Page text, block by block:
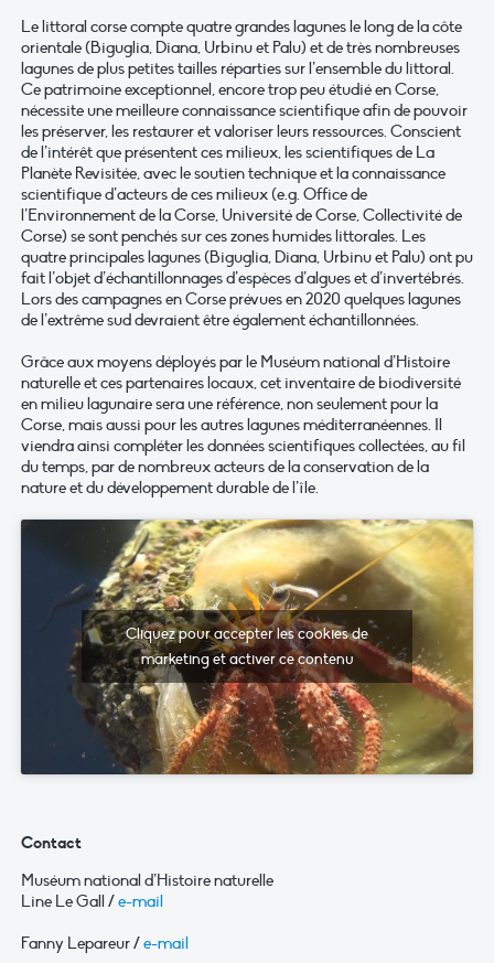
Le littoral corse compte quatre grandes lagunes le long de la côte
orientale (Biguglia, Diana, Urbinu et Palu) et de très nombreuses
lagunes de plus petites tailles réparties sur l’ensemble du littoral.
Ce patrimoine exceptionnel, encore trop peu étudié en Corse,
nécessite une meilleure connaissance scientifique afin de pouvoir
les préserver, les restaurer et valoriser leurs ressources. Conscient
de l’intérêt que présentent ces milieux, les scientifiques de La
Planète Revisitée, avec le soutien technique et la connaissance
scientifique d’acteurs de ces milieux (e.g. Office de
l’Environnement de la Corse, Université de Corse, Collectivité de
Corse) se sont penchés sur ces zones humides littorales. Les
quatre principales lagunes (Biguglia, Diana, Urbinu et Palu) ont pu
fait l’objet d’échantillonnages d’espèces d’algues et d’invertébrés.
Lors des campagnes en Corse prévues en 2020 quelques lagunes
de l’extrême sud devraient être également échantillonnées.
Grâce aux moyens déployés par le Muséum national d’Histoire
naturelle et ces partenaires locaux, cet inventaire de biodiversité
en milieu lagunaire sera une référence, non seulement pour la
Corse, mais aussi pour les autres lagunes méditerranéennes. Il
viendra ainsi compléter les données scientifiques collectées, au fil
du temps, par de nombreux acteurs de la conservation de la
nature et du développement durable de l’île.
Cliquez pour accepter les cookies de
marketing et activer ce contenu
Contact
Muséum national d’Histoire naturelle
Line Le Gall /e-mail
Fanny Lepareur /e-mail